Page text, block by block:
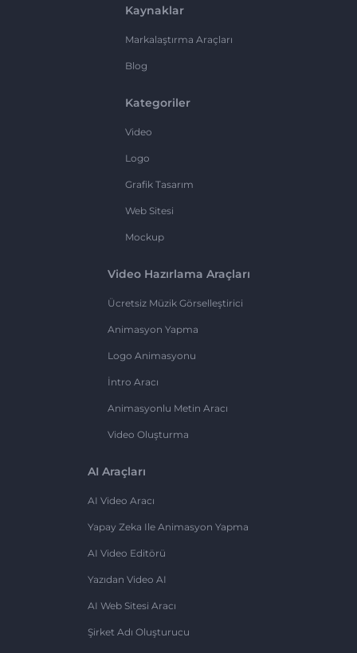
Kaynaklar
Markalaştırma Araçları
Blog
Kategoriler
Video
Logo
Grafik Tasarım
Web Sitesi
Mockup
Video Hazırlama Araçları
Ücretsiz Müzik Görselleştirici
Animasyon Yapma
Logo Animasyonu
İntro Aracı
Animasyonlu Metin Aracı
Video Oluşturma
AI Araçları
AI Video Aracı
Yapay Zeka Ile Animasyon Yapma
AI Video Editörü
Yazıdan Video AI
AI Web Sitesi Aracı
Şirket Adı Oluşturucu